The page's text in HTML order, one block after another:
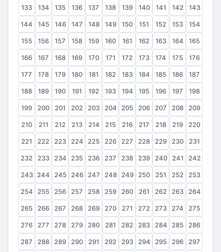
133 134 135 136 137 138 139 140 141 142 143
144 145 146 147 148 149 150 151 152 153 154
155 156 157 158 159 160 161 162 163 164 165
166 167 168 169 170 171 172 173 174 175 176
177 178 179 180 181 182 183 184 185 186 187
188 189 190 191 192 193 194 195 196 197 198
199 200 201 202 203 204 205 206 207 208 209
210 211 212 213 214 215 216 217 218 219 220
221 222 223 224 225 226 227 228 229 230 231
232 233 234 235 236 237 238 239 240 241 242
243 244 245 246 247 248 249 250 251 252 253
254 255 256 257 258 259 260 261 262 263 264
265 266 267 268 269 270 271 272 273 274 275
276 277 278 279 280 281 282 283 284 285 286
287 288 289 290 291 292 293 294 295 296 297